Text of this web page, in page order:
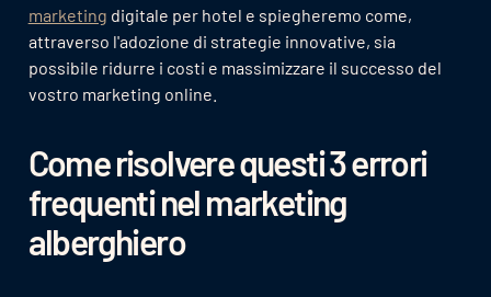
marketing digitale per hotel e spiegheremo come,
attraverso l'adozione di strategie innovative, sia
possibile ridurre i costi e massimizzare il successo del
vostro marketing online.
Come risolvere questi 3 errori
frequenti nel marketing
alberghiero